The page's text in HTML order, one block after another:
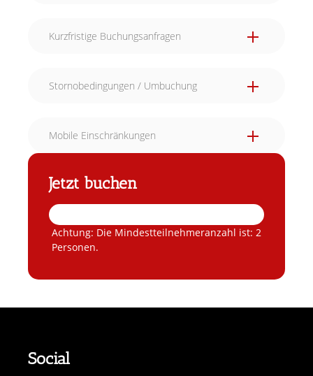
Kurzfristige Buchungsanfragen
Stornobedingungen / Umbuchung
Mobile Einschränkungen
Jetzt buchen
Achtung: Die Mindestteilnehmeranzahl ist: 2
Personen.
Social